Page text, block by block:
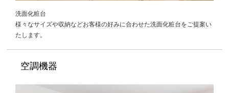
洗面化粧台
様々なサイズや収納などお客様の好みに合わせた洗面化粧台をご提案い
たします。
空調機器